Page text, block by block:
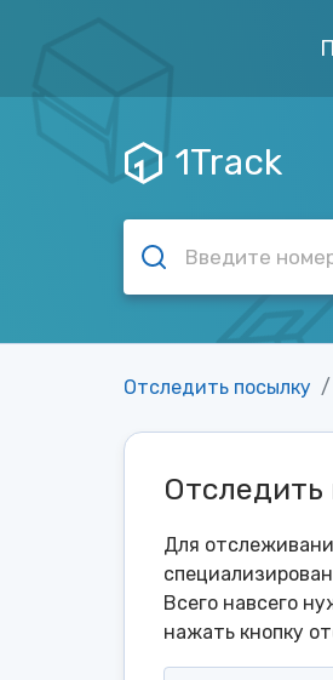
1Track
Отследить посылку
Для
Всего навсего
нажать кнопку